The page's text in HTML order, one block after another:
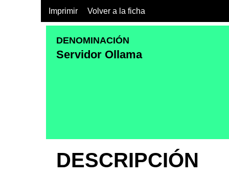
Imprimir Volver a la ficha
DENOMINACIÓN
Servidor Ollama
DESCRIPCIÓN